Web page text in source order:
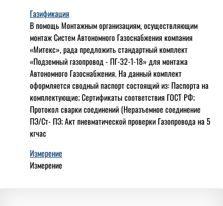
Газификация
В помощь Монтажным организациям, осуществляющим
монтаж Систем Автономного Газоснабжения компания
«Митекс», рада предложить стандартный комплект
«Подземный газопровод - ПГ-32-1-18» для монтажа
Автономного Газоснабжения. На данный комплект
оформляется сводный паспорт состоящий из: Паспорта на
комплектующие;Сертификаты соответствия ГОСТ РФ;
Протокол сварки соединений (Неразъемное соединение
ПЭ/Ст- ПЭ;Акт пневматической проверки Газопровода на 5
кгчас
Измерение
Измерение